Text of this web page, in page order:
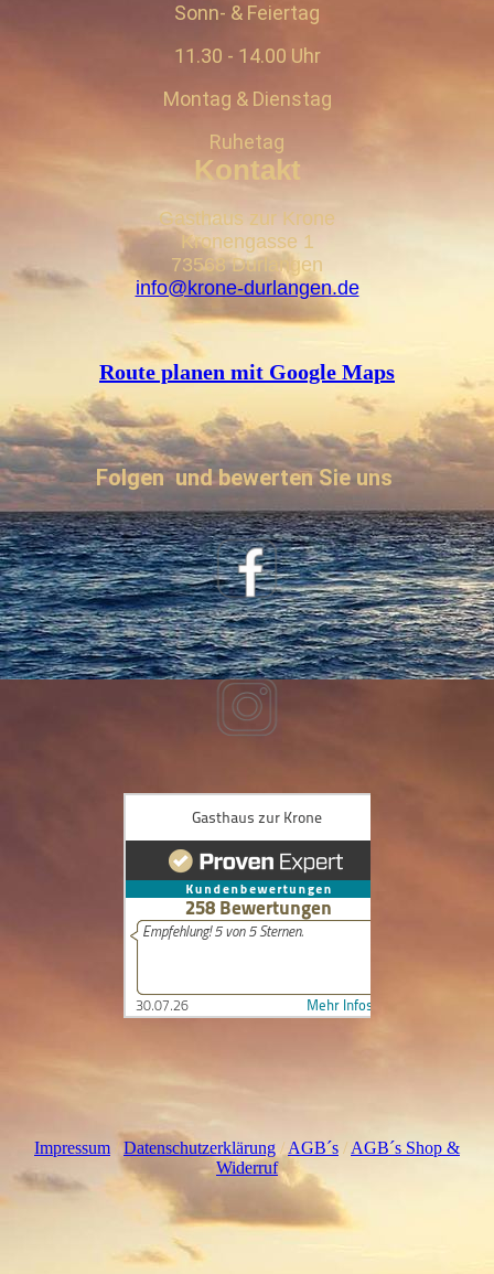
Sonn- & Feiertag
11.30 - 14.00 Uhr
Montag & Dienstag
Ruhetag
Kontakt
Gasthaus zur Krone
Kronengasse 1
73568 Durlangen
info@krone-durlangen.de
Route planen mit Google Maps
Folgen und bewerten Sie uns
Impressum /Datenschutzerklärung / AGB´s / AGB´s Shop &
Widerruf